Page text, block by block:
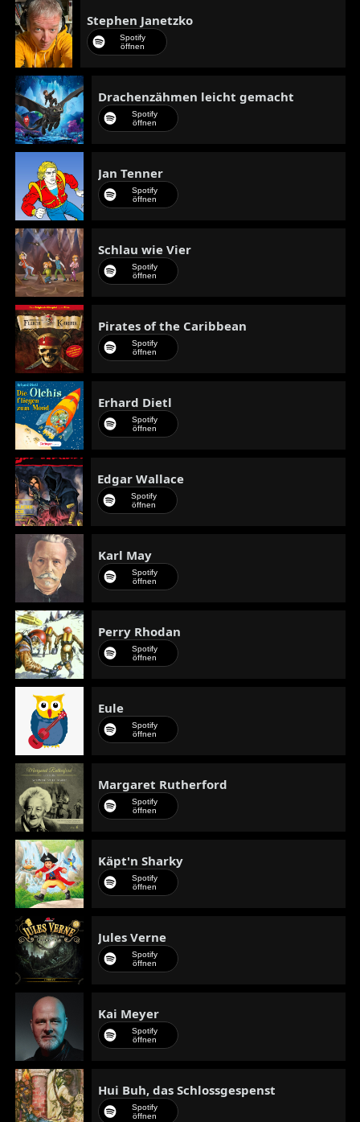
Stephen Janetzko
Spotify
öffnen
Drachenzähmen leicht gemacht
Spotify
öffnen
Jan Tenner
Spotify
öffnen
Schlau wie Vier
Spotify
öffnen
Pirates of the Caribbean
Spotify
öffnen
Erhard Dietl
Spotify
öffnen
Edgar Wallace
Spotify
öffnen
Karl May
Spotify
öffnen
Perry Rhodan
Spotify
öffnen
Eule
Spotify
öffnen
Margaret Rutherford
Spotify
öffnen
Käpt'n Sharky
Spotify
öffnen
Jules Verne
Spotify
öffnen
Kai Meyer
Spotify
öffnen
Hui Buh, das Schlossgespenst
Spotify
öffnen